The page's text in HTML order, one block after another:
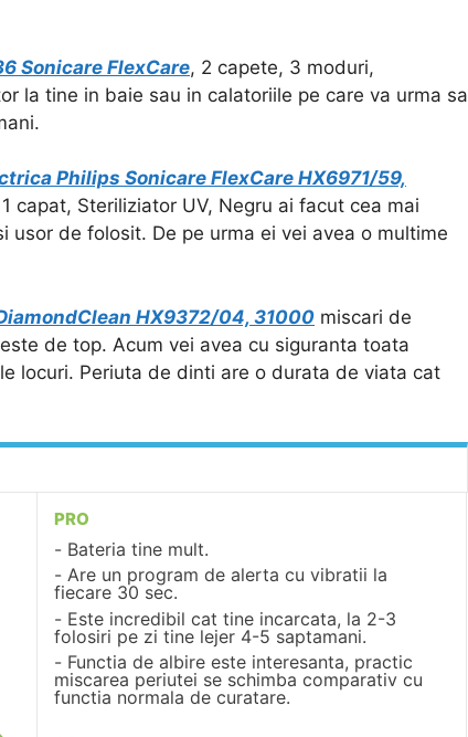
Sonicare FlexCare, 2 capete, 3 moduri,
la tine in baie sau in calatoriile pe care va urma sa
Philips Sonicare FlexCare HX6971/59,
Steriliziator UV, Negru ai facut cea mai
de folosit. De pe urma ei vei avea o multime
HX9372/04, 31000 miscari de
de top. Acum vei avea cu siguranta toata
locuri. Periuta de dinti are o durata de viata cat
PRO
Bateria tine mult.
Are un program de alerta cu vibratii la
fiecare 30 sec.
Este incredibil cat tine incarcata, la 2-3
folosiri pe zi tine lejer 4-5 saptamani.
Functia de albire este interesanta, practic
miscarea periutei se schimba comparativ cu
functia normala de curatare.